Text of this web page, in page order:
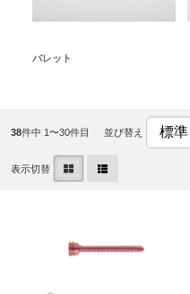
バレット
38件中 1〜30件目 並び替え
表示切替